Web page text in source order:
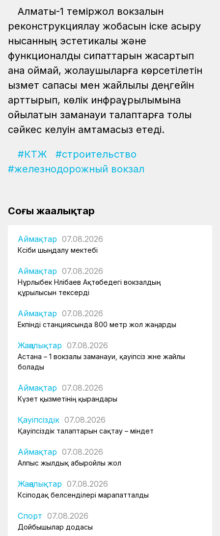
Алматы-1 теміржол вокзалын
реконструкциялау жобасын іске асыру
нысанның эстетикалық және
функционалдық сипаттарын жақсартып
қана қоймай, жолаушыларға көрсетілетін
қызмет сапасы мен жайлылық деңгейін
арттырып, көлік инфрақұрылымына
қойылатын заманауи талаптарға толық
сәйкес келуін қамтамасыз етеді.
#КТЖ
#строительство
#железнодорожный вокзал
Соңғы жаңалықтар
Аймақтар 07.08.2026
Кәсіби шыңдалу мектебі
Аймақтар 07.08.2026
Нұрлыбек Нәлібаев Ақтөбедегі вокзалдың
құрылысын тексерді
Аймақтар 07.08.2026
Екпінді станциясында 800 метр жол жаңарды
Жаңалықтар 07.08.2026
Астана – 1 вокзалы заманауи, қауіпсіз және жайлы
болады
Аймақтар 07.08.2026
Күзет қызметінің қырандары
Қауіпсіздік 07.08.2026
Қауіпсіздік талаптарын сақтау – міндет
Аймақтар 07.08.2026
Алпыс жылдық абыройлы жол
Жаңалықтар 07.08.2026
Кәсіподақ белсенділері марапатталды
Спорт 07.08.2026
Дойбышылар додасы